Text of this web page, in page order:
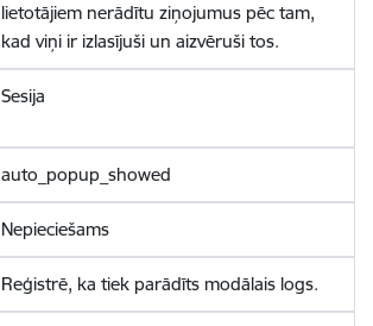
lietotājiem nerādītu ziņojumus pēc tam,
kad viņi ir izlasījuši un aizvēruši tos.
Sesija
auto_popup_showed
Nepieciešams
Reģistrē, ka tiek parādīts modālais logs.